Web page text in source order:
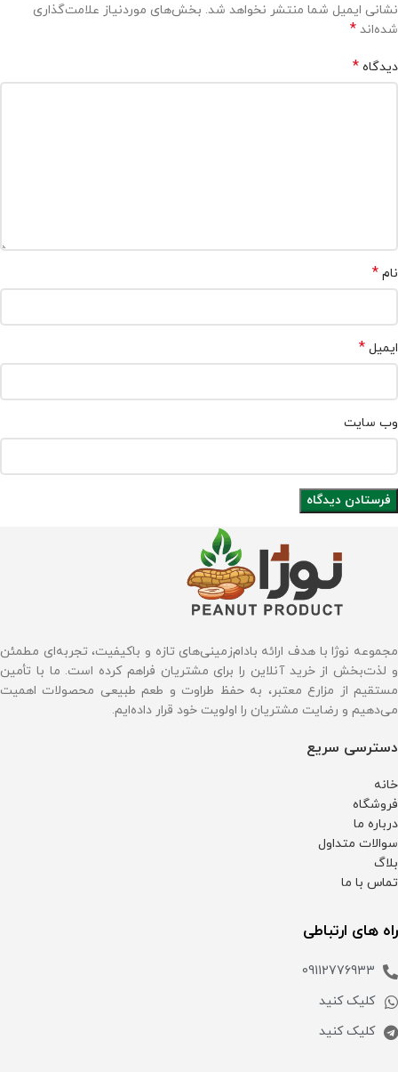
نشانی ایمیل شما منتشر نخواهد شد. بخش‌های موردنیاز علامت‌گذاری
شده‌اند *
دیدگاه *
نام *
ایمیل *
وب‌ سایت
مجموعه نوژا با هدف ارائه بادام‌زمینی‌های تازه و باکیفیت، تجربه‌ای مطمئن
و لذت‌بخش از خرید آنلاین را برای مشتریان فراهم کرده است. ما با تأمین
مستقیم از مزارع معتبر، به حفظ طراوت و طعم طبیعی محصولات اهمیت
می‌دهیم و رضایت مشتریان را اولویت خود قرار داده‌ایم.
دسترسی سریع
خانه
فروشگاه
درباره ما
سوالات متداول
بلاگ
تماس با ما
راه های ارتباطی
09112776933
کلیک کنید
کلیک کنید